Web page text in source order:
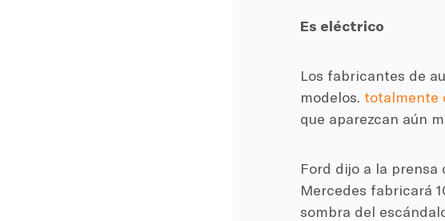
Es eléctrico
Los fabricantes de
modelos. totalmente
que aparezcan aún
Ford dijo a la
Mercedes fabricará
sombra del